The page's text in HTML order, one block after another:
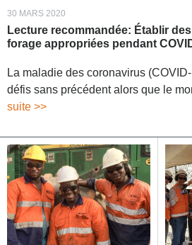
30 MARS 2020
Lecture recommandée: Établir
forage appropriées pendant
La maladie des coronavirus
défis sans précédent alors que le
suite >>